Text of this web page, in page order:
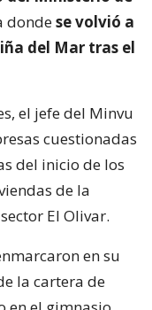
dondese volvió a
del Mar tras el
el jefe del Minvu
cuestionadas
del inicio de los
de la
El Olivar.
en su
la cartera de